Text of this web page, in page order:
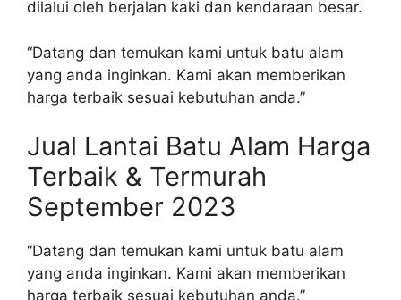
dilalui oleh berjalan kaki dan kendaraan besar.
“Datang dan temukan kami untuk batu alam
yang anda inginkan. Kami akan memberikan
harga terbaik sesuai kebutuhan anda.”
Jual Lantai Batu Alam Harga
Terbaik & Termurah
September 2023
“Datang dan temukan kami untuk batu alam
yang anda inginkan. Kami akan memberikan
harga terbaik sesuai kebutuhan anda.”